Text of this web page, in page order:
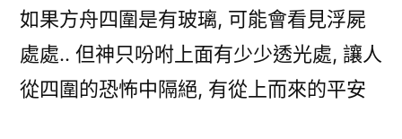
如果方舟四圍是有玻璃, 可能會看見浮屍
處處.. 但神只吩咐上面有少少透光處, 讓人
從四圍的恐怖中隔絕, 有從上而來的平安